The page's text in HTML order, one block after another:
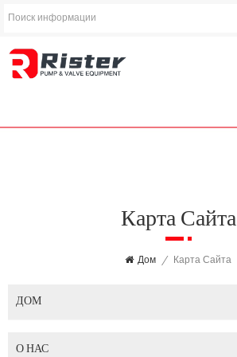
Карта Сайта
Дом / Карта Сайта
ДОМ
О НАС